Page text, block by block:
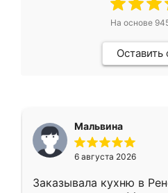
На основе
Оставить
Мальвина
6 августа 2026
Заказывала кухню в